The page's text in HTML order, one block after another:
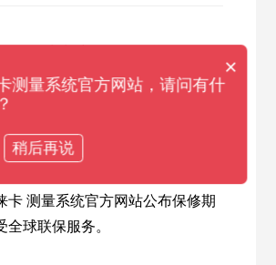
品享有特殊保修期外，徕卡测量
卡 测量系统官方网站公布保修期
全球联保服务。
×
测量系统官方网站，请问有什
稍后再说